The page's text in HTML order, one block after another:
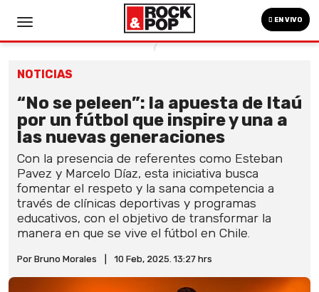
EN VIVO
NOTICIAS
“No se peleen”: la apuesta de Itaú
por un fútbol que inspire y una a
las nuevas generaciones
Con la presencia de referentes como Esteban
Pavez y Marcelo Díaz, esta iniciativa busca
fomentar el respeto y la sana competencia a
través de clínicas deportivas y programas
educativos, con el objetivo de transformar la
manera en que se vive el fútbol en Chile.
Por Bruno Morales 10 Feb, 2025. 13:27 hrs